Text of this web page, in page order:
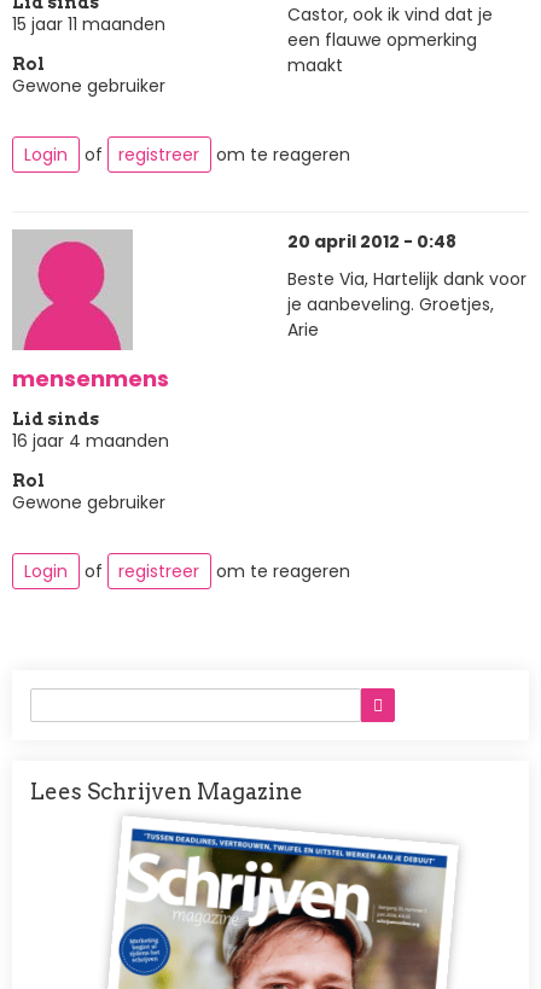
15 jaar 11 maanden
Rol
Gewone gebruiker
Castor, ook ik vind dat je
een flauwe opmerking
maakt
Login of registreer om te reageren
mensenmens
Lid sinds
16 jaar 4 maanden
Rol
Gewone gebruiker
20 april 2012 - 0:48
Beste Via, Hartelijk dank voor
je aanbeveling. Groetjes,
Arie
Login of registreer om te reageren
Lees Schrijven Magazine
Afbeelding